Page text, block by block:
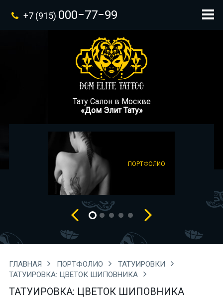
+7 (915) 000−77−99
Тату Салон в Москве
«Дом Элит Тату»
ПОРТФОЛИО
ГЛАВНАЯ ПОРТФОЛИО
ТАТУИРОВКИ
ТАТУИРОВКА: ЦВЕТОК ШИПОВНИКА
ТАТУИРОВКА: ЦВЕТОК ШИПОВНИКА